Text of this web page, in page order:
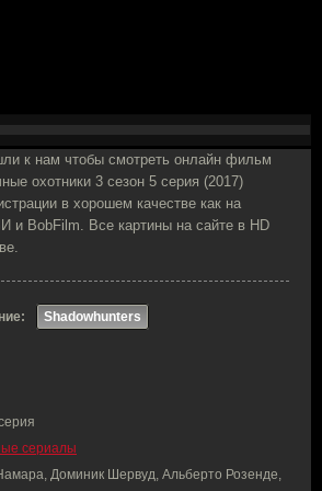
к нам чтобы смотреть онлайн фильм
охотники 3 сезон 5 серия (2017)
в хорошем качестве как на
и BobFilm. Все картины на сайте в HD
Shadowhunters
сериалы
Доминик Шервуд, Альберто Розенде,